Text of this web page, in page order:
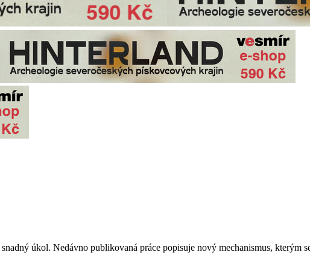
úkol. Nedávno publikovaná práce popisuje nový mechanismus, kterým